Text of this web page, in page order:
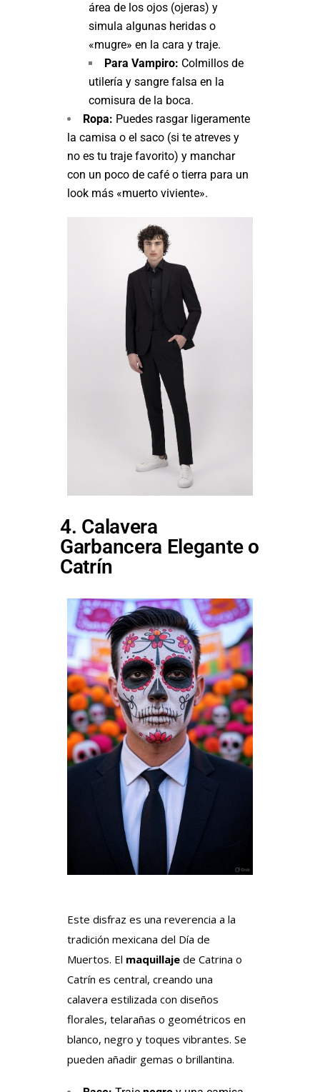
área de los ojos (ojeras) y
simula algunas heridas o
«mugre» en la cara y traje.
Para Vampiro: Colmillos de
utilería y sangre falsa en la
comisura de la boca.
Ropa: Puedes rasgar ligeramente
la camisa o el saco (si te atreves y
no es tu traje favorito) y manchar
con un poco de café o tierra para un
look más «muerto viviente».
4. Calavera
Garbancera Elegante o
Catrín
Este disfraz es una reverencia a la
tradición mexicana del Día de
Muertos. El maquillaje de Catrina o
Catrín es central, creando una
calavera estilizada con diseños
florales, telarañas o geométricos en
blanco, negro y toques vibrantes. Se
pueden añadir gemas o brillantina.